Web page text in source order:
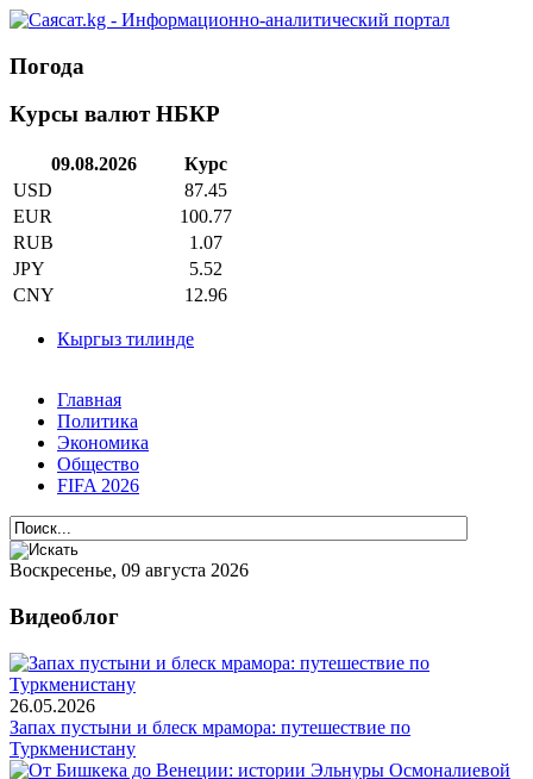
Погода
Курсы валют НБКР
09.08.2026
Курс
USD
87.45
EUR
100.77
RUB
1.07
JPY
5.52
CNY
12.96
Кыргыз тилинде
Главная
Политика
Экономика
Общество
FIFA 2026
Воскресенье, 09 августа 2026
Видеоблог
26.05.2026
Запах пустыни и блеск мрамора: путешествие по
Туркменистану